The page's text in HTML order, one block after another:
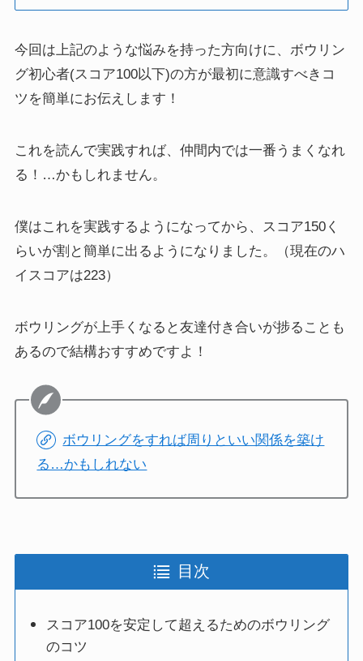
今回は上記のような悩みを持った方向けに、ボウリン
グ初心者(スコア100以下)の方が最初に意識すべきコ
ツを簡単にお伝えします！
これを読んで実践すれば、仲間内では一番うまくなれ
る！…かもしれません。
僕はこれを実践するようになってから、スコア150く
らいが割と簡単に出るようになりました。
（現在のハ
イスコアは223）
ボウリングが上手くなると友達付き合いが捗ることも
あるので結構おすすめですよ！
ボウリングをすれば周りといい関係を築け
る…かもしれない
目次
スコア100を安定して超えるためのボウリング
のコツ